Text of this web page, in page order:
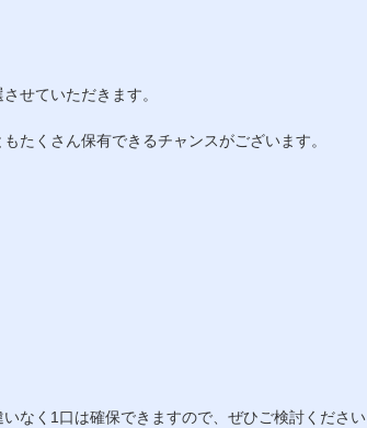
せていただきます。
たくさん保有できるチャンスがございます。
なく1口は確保できますので、ぜひご検討ください